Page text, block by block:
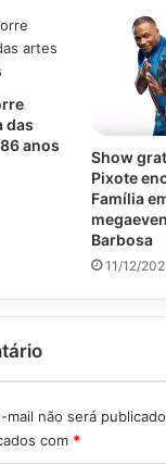
das
anos
Show
Pixote
Família
Barbosa
11/12/
não será
com *